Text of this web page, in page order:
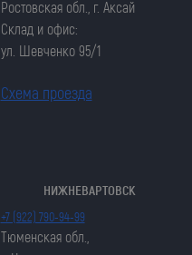
Ростовская обл., г. Аксай
Склад и офис:
ул. Шевченко 95/1
Схема проезда
НИЖНЕВАРТОВСК
+7 (922) 790-94-99
Тюменская обл.,